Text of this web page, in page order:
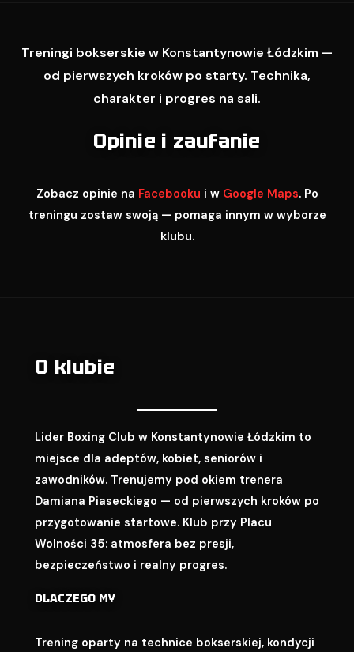
Treningi bokserskie w Konstantynowie Łódzkim —
od pierwszych kroków po starty. Technika,
charakter i progres na sali.
Opinie i zaufanie
Zobacz opinie na Facebooku i w Google Maps. Po
treningu zostaw swoją — pomaga innym w wyborze
klubu.
O klubie
Lider Boxing Club w Konstantynowie Łódzkim to
miejsce dla adeptów, kobiet, seniorów i
zawodników. Trenujemy pod okiem trenera
Damiana Piaseckiego — od pierwszych kroków po
przygotowanie startowe. Klub przy Placu
Wolności 35: atmosfera bez presji,
bezpieczeństwo i realny progres.
DLACZEGO MY
Trening oparty na technice bokserskiej, kondycji